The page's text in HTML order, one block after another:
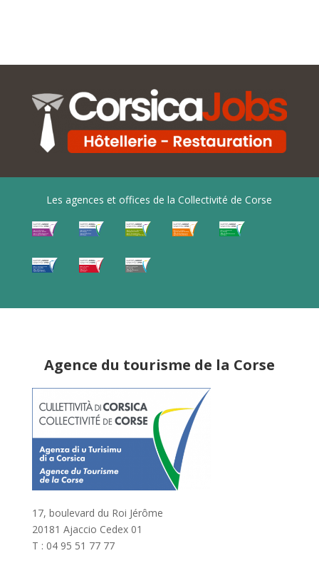
Les agences et offices de la Collectivité de Corse
Agence du tourisme de la Corse
17, boulevard du Roi Jérôme
20181 Ajaccio Cedex 01
T : 04 95 51 77 77